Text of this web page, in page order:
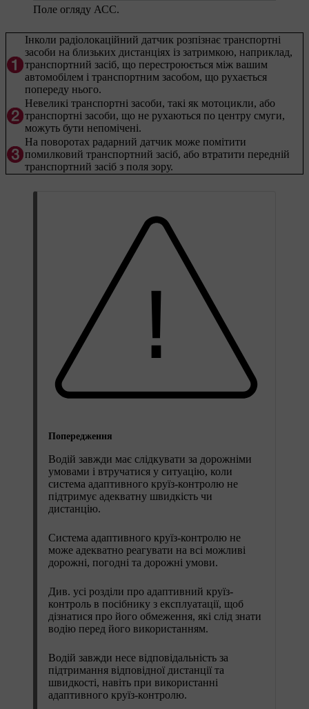
Поле огляду АСС.
Інколи радіолокаційний датчик розпізнає транспортні
засоби на близьких дистанціях із затримкою, наприклад,
транспортний засіб, що перестроюється між вашим
автомобілем і транспортним засобом, що рухається
попереду нього.
Невеликі транспортні засоби, такі як мотоцикли, або
транспортні засоби, що не рухаються по центру смуги,
можуть бути непомічені.
На поворотах радарний датчик може помітити
помилковий транспортний засіб, або втратити передній
транспортний засіб з поля зору.
Попередження
Водій завжди має слідкувати за дорожніми
умовами і втручатися у ситуацію, коли
система адаптивного круїз-контролю не
підтримує адекватну швидкість чи
дистанцію.
Система адаптивного круїз-контролю не
може адекватно реагувати на всі можливі
дорожні, погодні та дорожні умови.
Див. усі розділи про адаптивний круїз-
контроль в посібнику з експлуатації, щоб
дізнатися про його обмеження, які слід знати
водію перед його використанням.
Водій завжди несе відповідальність за
підтримання відповідної дистанції та
швидкості, навіть при використанні
адаптивного круїз-контролю.